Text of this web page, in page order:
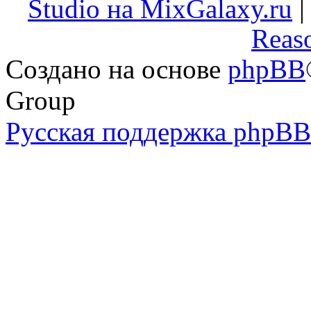
Studio на MixGalaxy.ru
Создано на основе phpBB
Group
Русская поддержка phpBB